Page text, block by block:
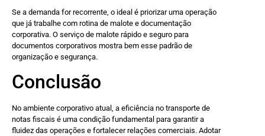
Se a demanda for recorrente, o ideal é priorizar uma operação
que já trabalhe com rotina de malote e documentação
corporativa. O serviço de malote rápido e seguro para
documentos corporativos mostra bem esse padrão de
organização e segurança.
Conclusão
No ambiente corporativo atual, a eficiência no transporte de
notas fiscais é uma condição fundamental para garantir a
fluidez das operações e fortalecer relações comerciais. Adotar